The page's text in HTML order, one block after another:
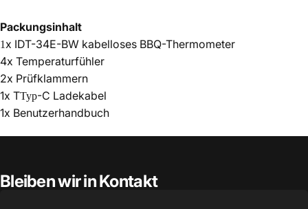
Packungsinhalt
1 x IDT-34E-BW kabelloses BBQ-Thermometer
4x Temperaturfühler
2x Prüfklammern
1x TTyp-C Ladekabel
1x Benutzerhandbuch
Bleiben wir in Kontakt